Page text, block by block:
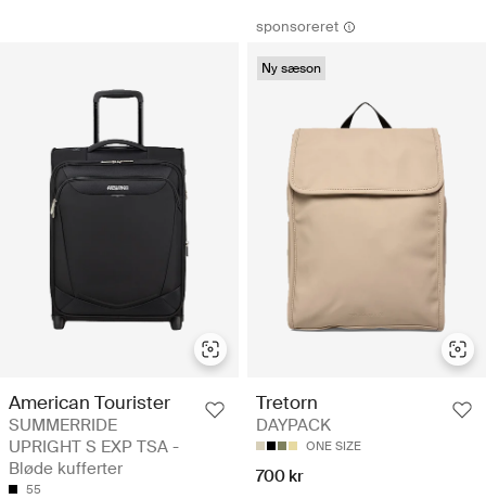
American Tourister
SUMMERRIDE
UPRIGHT S EXP TSA -
Bløde kufferter
55
sponsoreret
Ny sæson
Tretorn
DAYPACK
ONE SIZE
700 kr